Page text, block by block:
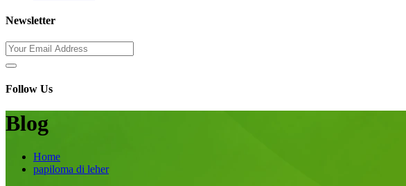
Newsletter
Follow Us
Blog
Home
papiloma di leher